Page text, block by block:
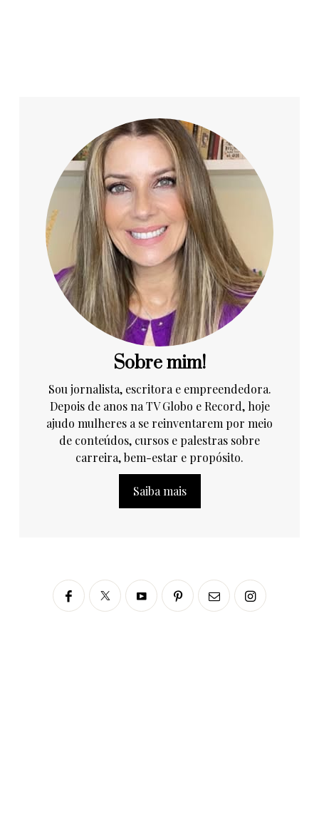
Sobre mim!
Sou jornalista, escritora e empreendedora.
Depois de anos na TV Globo e Record, hoje
ajudo mulheres a se reinventarem por meio
de conteúdos, cursos e palestras sobre
carreira, bem-estar e propósito.
Saiba mais